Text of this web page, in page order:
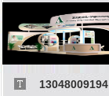
13048009194